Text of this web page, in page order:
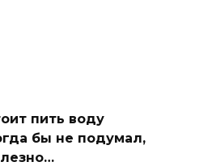
пить воду
бы не подумал,